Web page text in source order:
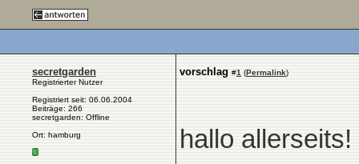
secretgarden
Registrierter Nutzer
Registriert seit: 06.06.2004
Beiträge: 266
secretgarden: Offline
Ort: hamburg
vorschlag #1 (Permalink)
hallo allerseits!